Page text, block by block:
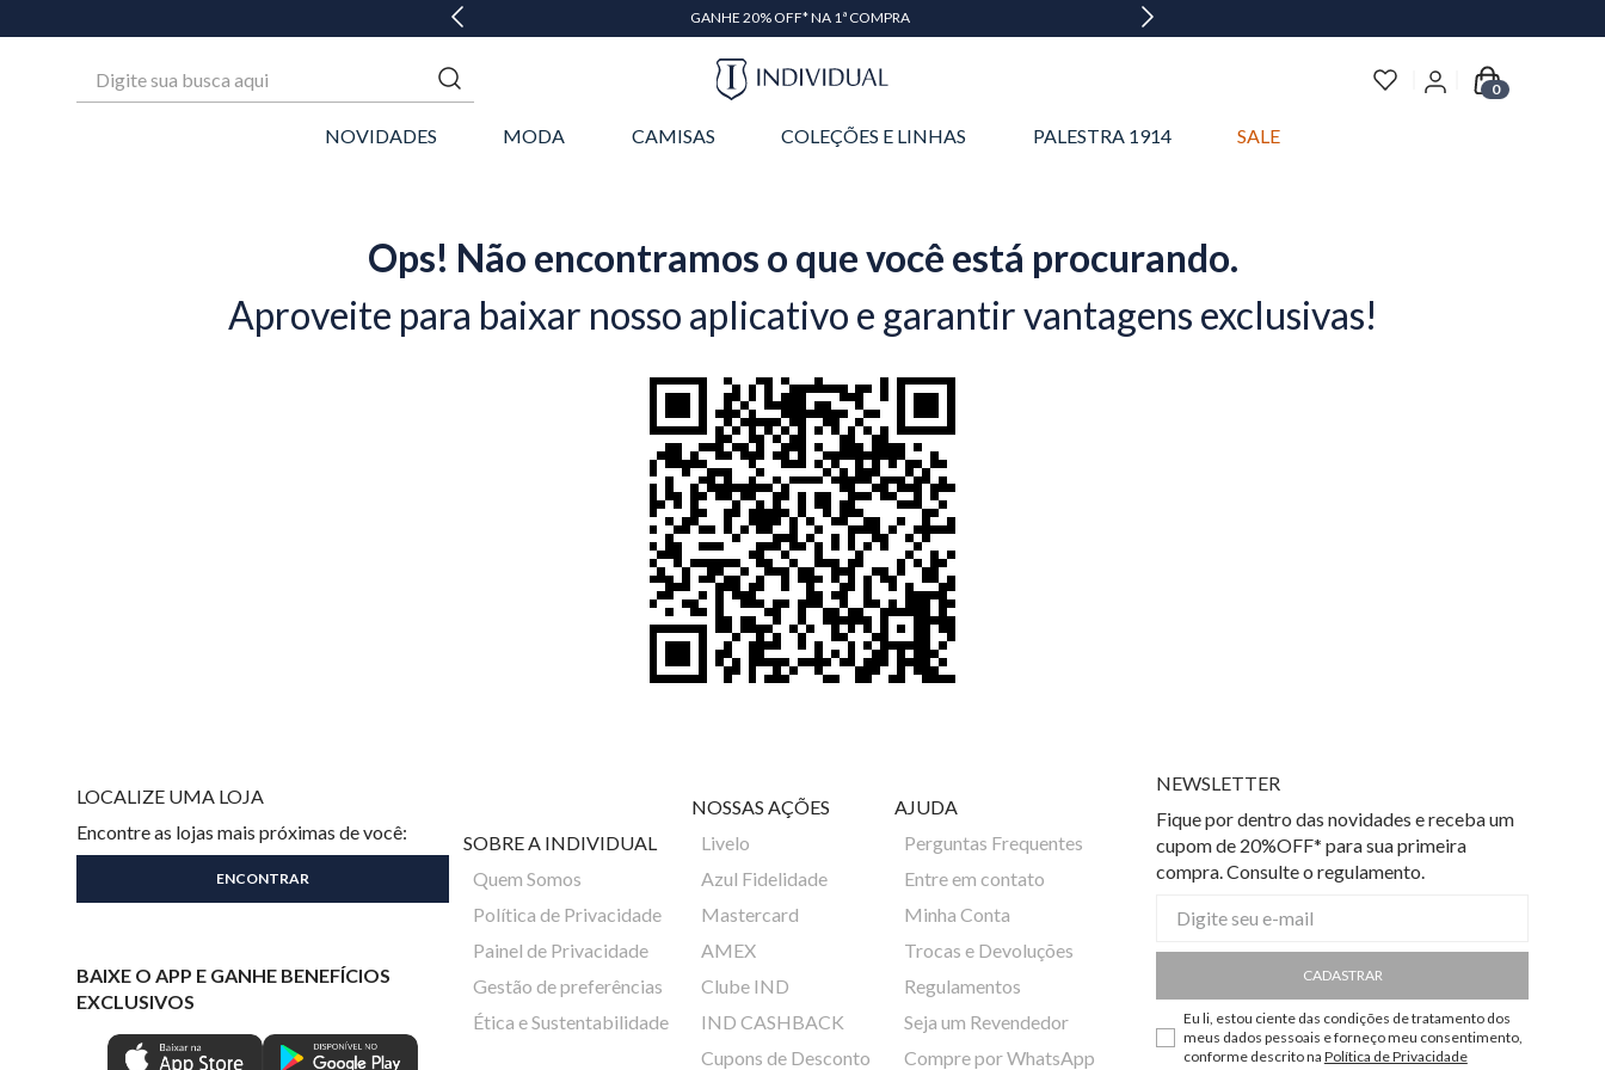
GANHE 20% OFF* NA 1ª COMPRA
0
NOVIDADES MODA CAMISAS COLEÇÕES E LINHAS PALESTRA 1914 SALE
Ops! Não encontramos o que você está procurando.
Aproveite para baixar nosso aplicativo e garantir vantagens exclusivas!
LOCALIZE UMA LOJA
Encontre as lojas mais próximas de você:
BAIXE O APP E GANHE BENEFÍCIOS
EXCLUSIVOS
SOBRE A INDIVIDUAL
Quem Somos
Política de Privacidade
Painel de Privacidade
Gestão de preferências
Ética e Sustentabilidade
NOSSAS AÇÕES
Livelo
Azul Fidelidade
Mastercard
AMEX
Clube IND
IND CASHBACK
Cupons de Desconto
AJUDA
Perguntas Frequentes
Entre em contato
Minha Conta
Trocas e Devoluções
Regulamentos
Seja um Revendedor
Compre por WhatsApp
NEWSLETTER
Fique por dentro das novidades e receba um
cupom de 20%OFF* para sua primeira
compra. Consulte o regulamento.
CADASTRAR
Eu li, estou ciente das condições de tratamento dos
meus dados pessoais e forneço meu consentimento,
conforme descrito na Política de Privacidade